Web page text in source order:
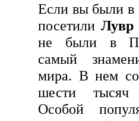
Если вы были
посетили Лувр
не были в
самый
мира. В нем
шести тысяч
Особой